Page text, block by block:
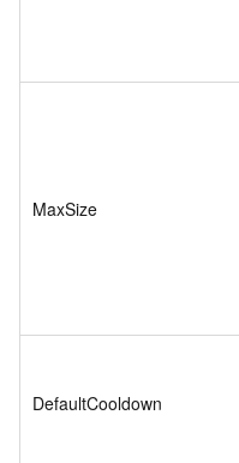
MaxSize
DefaultCooldown